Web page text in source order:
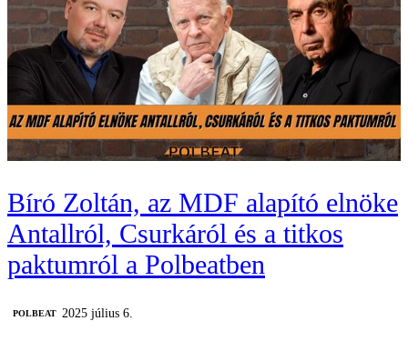
Bíró Zoltán, az MDF alapító elnöke
Antallról, Csurkáról és a titkos
paktumról a Polbeatben
‎POLBEAT 2025 július 6.